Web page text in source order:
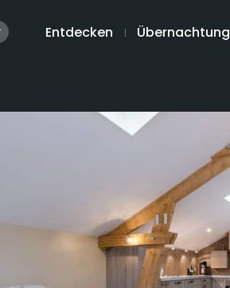
Entdecken Übernachtung